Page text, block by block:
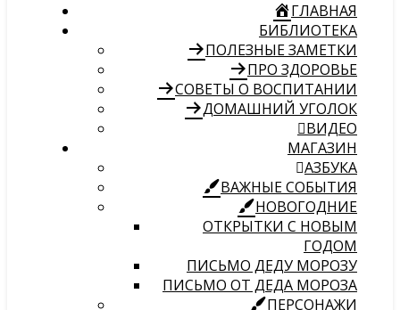
ГЛАВНАЯ
БИБЛИОТЕКА
ПОЛЕЗНЫЕ ЗАМЕТКИ
ПРО ЗДОРОВЬЕ
СОВЕТЫ О ВОСПИТАНИИ
ДОМАШНИЙ УГОЛОК
ВИДЕО
МАГАЗИН
АЗБУКА
ВАЖНЫЕ СОБЫТИЯ
НОВОГОДНИЕ
ОТКРЫТКИ С НОВЫМ
ГОДОМ
ПИСЬМО ДЕДУ МОРОЗУ
ПИСЬМО ОТ ДЕДА МОРОЗА
ПЕРСОНАЖИ